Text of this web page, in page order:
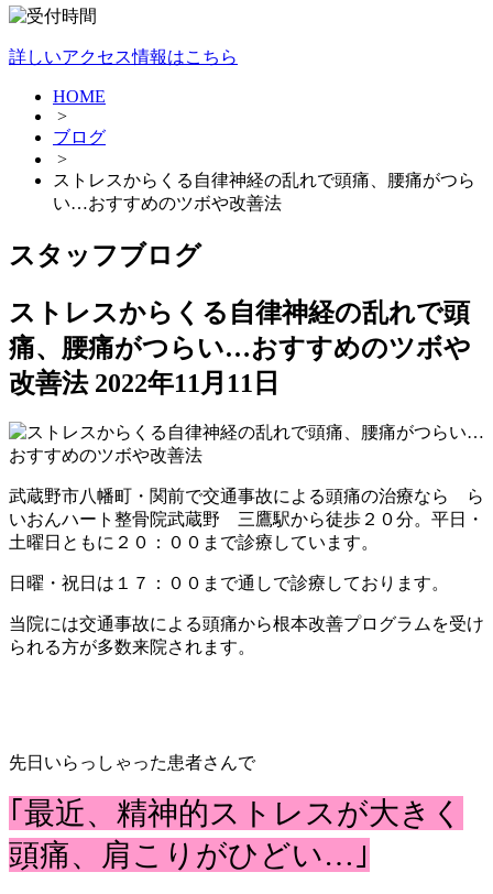
詳しいアクセス情報はこちら
HOME
>
ブログ
>
ストレスからくる自律神経の乱れで頭痛、腰痛がつら
い…おすすめのツボや改善法
スタッフブログ
ストレスからくる自律神経の乱れで頭
痛、腰痛がつらい…おすすめのツボや
改善法 2022年11月11日
武蔵野市八幡町・関前で交通事故による頭痛の治療なら ら
いおんハート整骨院武蔵野 三鷹駅から徒歩２０分。平日・
土曜日ともに２０：００まで診療しています。
日曜・祝日は１７：００まで通しで診療しております。
当院には交通事故による頭痛から根本改善プログラムを受け
られる方が多数来院されます。
先日いらっしゃった患者さんで
｢最近、精神的ストレスが大きく
頭痛、肩こりがひどい…｣